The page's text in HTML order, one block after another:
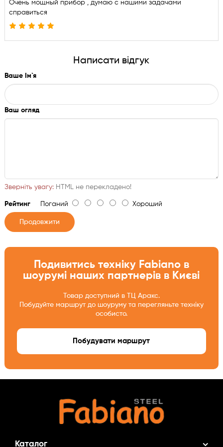
та функцією перекривання води
Монтажний вузол та горловина з нержавіючої сталі
Зливне коліно з можливістю підключення переливу
Очень мощный прибор , думаю с нашими задачами
справиться
Написати відгук
Ваше Ім`я
Ваш огляд
Зверніть увагу:HTML не перекладено!
РейтингПоганий Хороший
Продовжити
Подивитись техніку Fabiano в
шоурумі наших партнерів в Києві
Товар доступний в ТЦ Аракс.
Побудуйте маршрут до шоуруму та перегляньте техніку
особисто.
Побудувати маршрут
Каталог